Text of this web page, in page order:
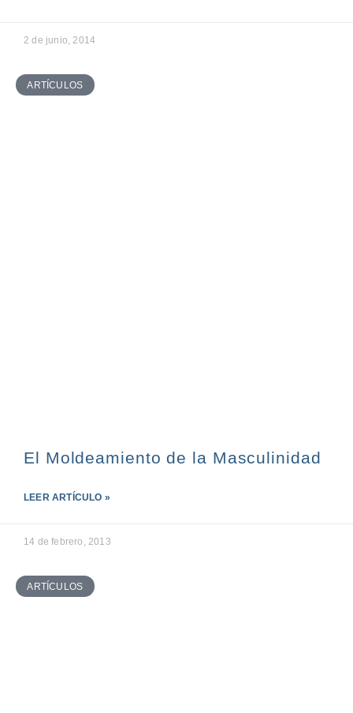
2 de junio, 2014
ARTÍCULOS
El Moldeamiento de la Masculinidad
LEER ARTÍCULO »
14 de febrero, 2013
ARTÍCULOS